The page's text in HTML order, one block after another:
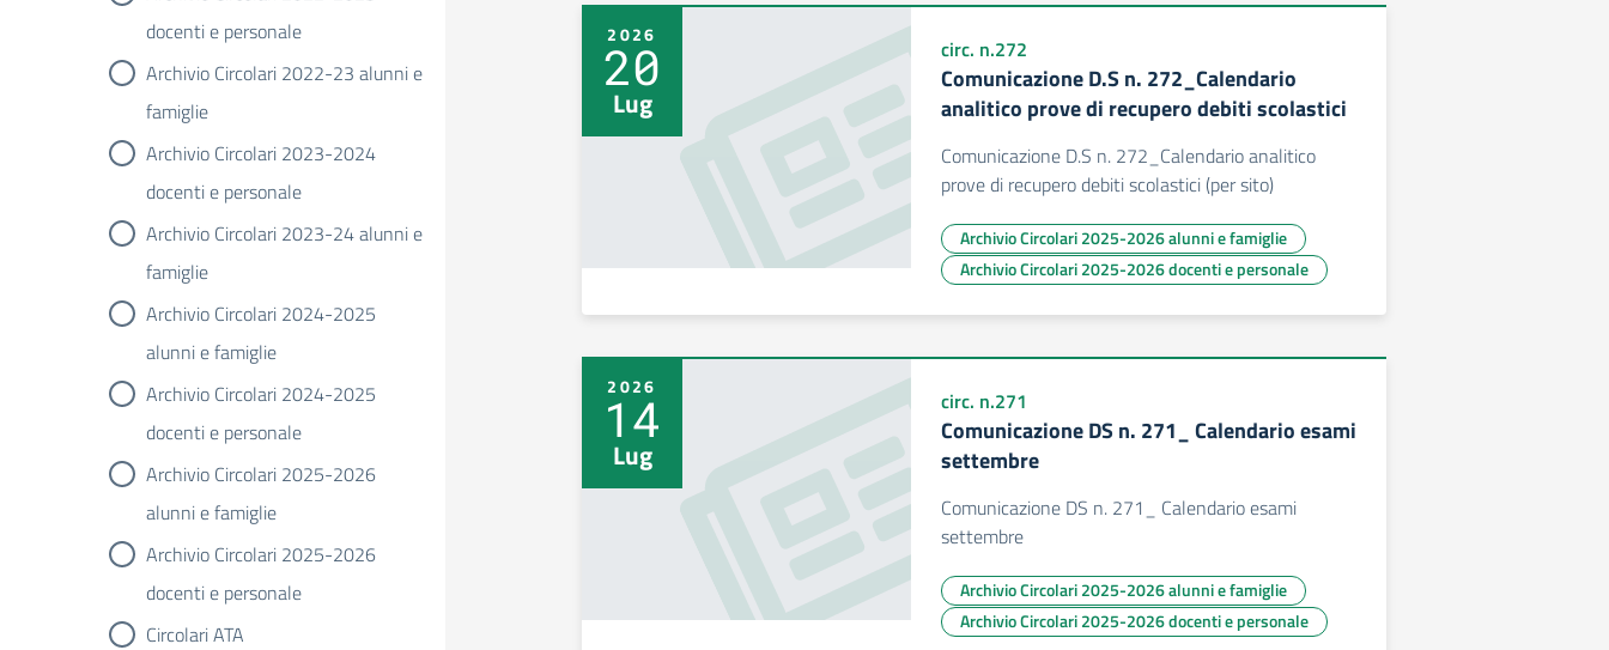
docenti e personale
Archivio Circolari 2022-23 alunni e
famiglie
Archivio Circolari 2023-2024
docenti e personale
Archivio Circolari 2023-24 alunni e
famiglie
Archivio Circolari 2024-2025
alunni e famiglie
Archivio Circolari 2024-2025
docenti e personale
Archivio Circolari 2025-2026
alunni e famiglie
Archivio Circolari 2025-2026
docenti e personale
Circolari ATA
2026
20
Lug
circ. n.272
Comunicazione D.S n. 272_Calendario
analitico prove di recupero debiti scolastici
Comunicazione D.S n. 272_Calendario analitico
prove di recupero debiti scolastici (per sito)
Archivio Circolari 2025-2026 alunni e famiglie
Archivio Circolari 2025-2026 docenti e personale
2026
14
Lug
circ. n.271
Comunicazione DS n. 271_ Calendario esami
settembre
Comunicazione DS n. 271_ Calendario esami
settembre
Archivio Circolari 2025-2026 alunni e famiglie
Archivio Circolari 2025-2026 docenti e personale